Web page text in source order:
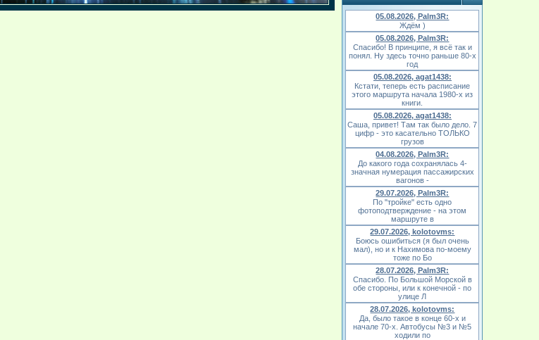
05.08.2026, Palm3R:
Ждём )
05.08.2026, Palm3R:
Спасибо! В принципе, я всё так и
понял. Ну здесь точно раньше 80-х
год
05.08.2026, agat1438:
Кстати, теперь есть расписание
этого маршрута начала 1980-х из
книги.
05.08.2026, agat1438:
Саша, привет! Там так было дело. 7
цифр - это касательно ТОЛЬКО
грузов
04.08.2026, Palm3R:
До какого года сохранялась 4-
значная нумерация пассажирских
вагонов -
29.07.2026, Palm3R:
По "тройке" есть одно
фотоподтверждение - на этом
маршруте в
29.07.2026, kolotovms:
Боюсь ошибиться (я был очень
мал), но и к Нахимова по-моему
тоже по Бо
28.07.2026, Palm3R:
Спасибо. По Большой Морской в
обе стороны, или к конечной - по
улице Л
28.07.2026, kolotovms:
Да, было такое в конце 60-х и
начале 70-х. Автобусы №3 и №5
ходили по